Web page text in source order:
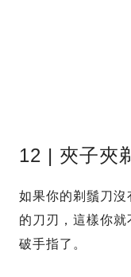
12 | 夾子夾
如果你的剃鬚刀沒
的刀刃，這樣你
破手指了。